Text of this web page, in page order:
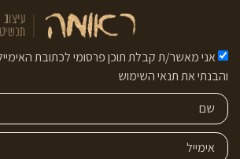
אני מאשר/ת קבלת תוכן פרסומי לכתובת
והבנתי את תנאי השימוש